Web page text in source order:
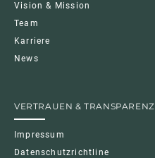
Vision & Mission
Team
Karriere
News
VERTRAUEN & TRANSPARENZ
Impressum
Datenschutzrichtline